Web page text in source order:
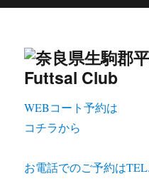
WEBコート予約は
コチラから
お電話でのご予約は